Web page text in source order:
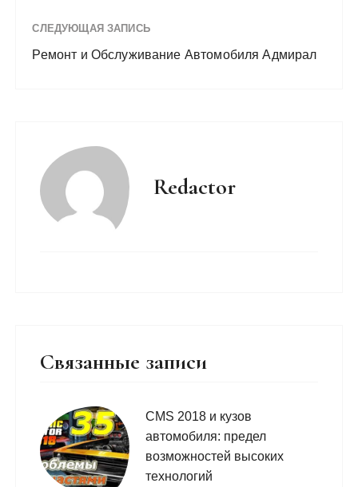
СЛЕДУЮЩАЯ ЗАПИСЬ
Ремонт и Обслуживание Автомобиля Адмирал
Redactor
Связанные записи
CMS 2018 и кузов
автомобиля: предел
возможностей высоких
технологий